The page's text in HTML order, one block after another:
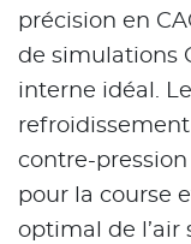
précision en
de simulations
interne idéal.
contre-
pour la course
optimal de l’air